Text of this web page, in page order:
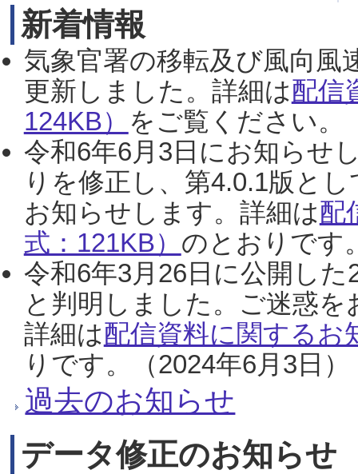
新着情報
気象官署の移転及び風向風
更新しました。詳細は配信
124KB） をご覧ください。
令和6年6月3日にお知らせ
りを修正し、第4.0.1版と
お知らせします。詳細は配
式：121KB） のとおりです
令和6年3月26日に公開し
と判明しました。ご迷惑
詳細は配信資料に関するお
りです。（2024年6月3日）
過去のお知らせ
データ修正のお知らせ